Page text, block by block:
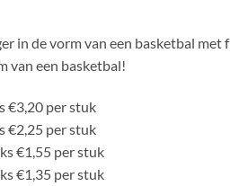
in de vorm van een basketbal met
van een basketbal!
€3,20 per stuk
€2,25 per stuk
€1,55 per stuk
€1,35 per stuk